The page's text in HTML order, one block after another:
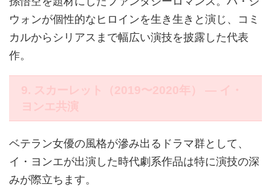
ウォンが個性的なヒロインを生き生きと演じ、コミ
カルからシリアスまで幅広い演技を披露した代表
作。
9. スカーレット（2019〜2020年） ― イ・
ヨンエ共演
ベテラン女優の風格が滲み出るドラマ群として、
イ・ヨンエが出演した時代劇系作品は特に演技の深
みが際立ちます。